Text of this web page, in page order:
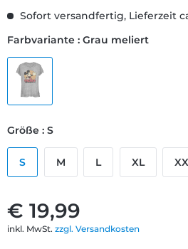
€ 19,99
inkl. MwSt. zzgl. Versandkosten
Sofort versandfertig, Lieferzeit
Farbvariante : Grau meliert
Größe : S
S M L XL